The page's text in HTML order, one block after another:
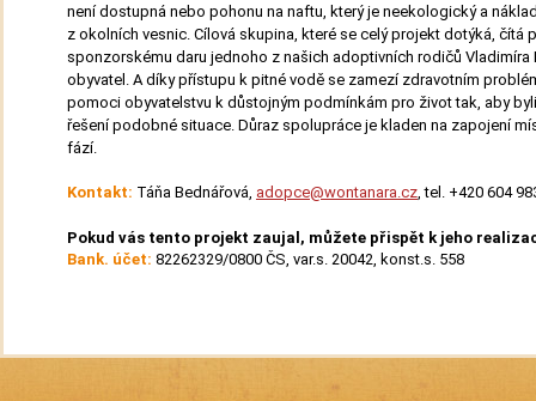
není dostupná nebo pohonu na naftu, který je neekologický a
z okolních vesnic. Cílová skupina, které se celý projekt dotýká, čítá
sponzorskému daru jednoho z našich adoptivních rodičů
obyvatel. A díky přístupu k pitné vodě se zamezí zdravotním
pomoci obyvatelstvu k důstojným podmínkám pro život tak, aby
řešení podobné situace. Důraz spolupráce je kladen na zapojení
fází.
Kontakt: Táňa Bednářová, adopce@wontanara.cz, tel. +420 604
Pokud vás tento projekt zaujal, můžete přispět k jeho
Bank. účet: 82262329/0800 ČS, var.s. 20042, konst.s. 558